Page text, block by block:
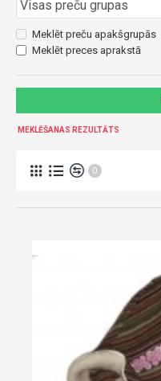
Meklēt preču apakšgrupās
Meklēt preces aprakstā
MEKLĒŠANAS REZULTĀTS
0